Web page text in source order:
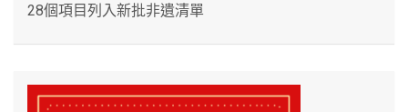
28個項目列入新批非遺清單